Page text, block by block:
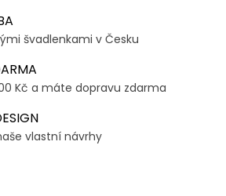
švadlenkami v Česku
Kč a máte dopravu zdarma
vlastní návrhy